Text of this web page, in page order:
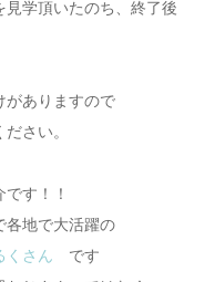
学頂いたのち、終了後
がありますので
さい。
す！！
各地で大活躍の
くさん です